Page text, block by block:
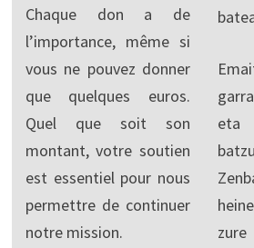
Chaque don a de
l’importance, même si
vous ne pouvez donner
que quelques euros.
Quel que soit son
montant, votre soutien
est essentiel pour nous
permettre de continuer
notre mission.
eta